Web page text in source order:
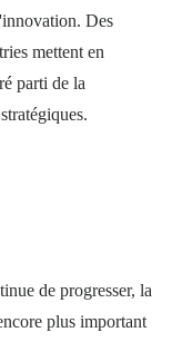
Des
mettent en
parti de la
de progresser, la
plus important